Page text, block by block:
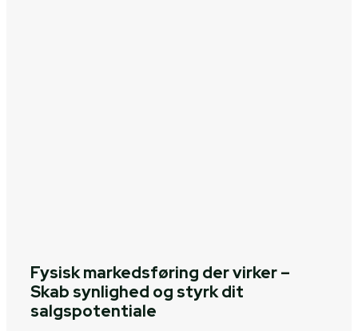
Fysisk markedsføring der virker –
Skab synlighed og styrk dit
salgspotentiale